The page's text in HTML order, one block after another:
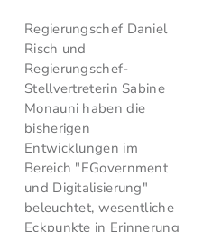
Regierungschef Daniel
Risch und
Regierungschef-
Stellvertreterin Sabine
Monauni haben die
bisherigen
Entwicklungen im
Bereich "EGovernment
und Digitalisierung"
beleuchtet, wesentliche
Eckpunkte in Erinnerung